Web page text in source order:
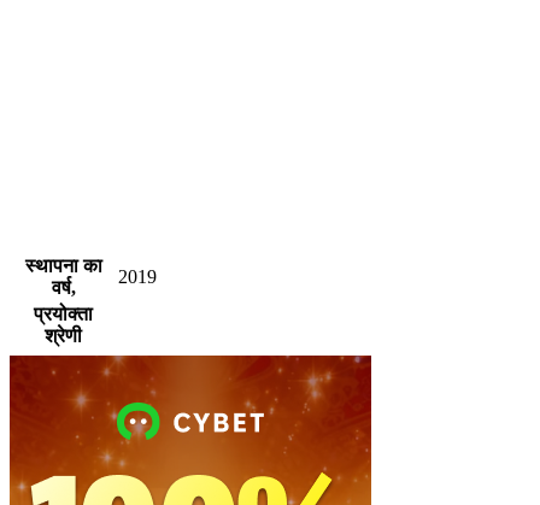
स्थापना का
वर्ष,
2019
प्रयोक्ता
श्रेणी